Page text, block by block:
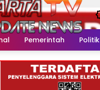
Pemerintah Politik